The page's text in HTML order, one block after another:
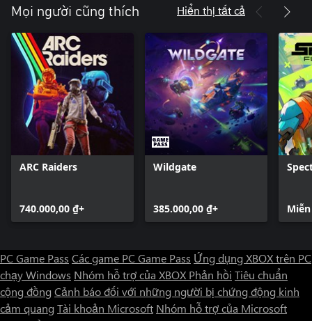
Mọi người cũng thích Hiển thị tất cả
ARC Raiders
740.000,00 ₫+
Wildgate
385.000,00 ₫+
PC Game Pass Các game PC Game Pass Ứng dụng XBOX trên PC
chạy Windows Nhóm hỗ trợ của XBOX Phản hồi Tiêu chuẩn
cộng đồng Cảnh báo đối với những người bị chứng động kinh
cảm quang Tài khoản Microsoft Nhóm hỗ trợ của Microsoft